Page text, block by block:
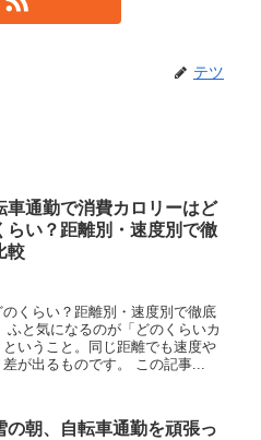
テツ
車通勤で消費カロリーはど
らい？距離別・速度別で徹
較
くらい？距離別・速度別で徹底
ふと気になるのが「どのくらいカ
いうこと。同じ距離でも速度や
が出るものです。 この記事...
の朝、自転車通勤を頑張っ